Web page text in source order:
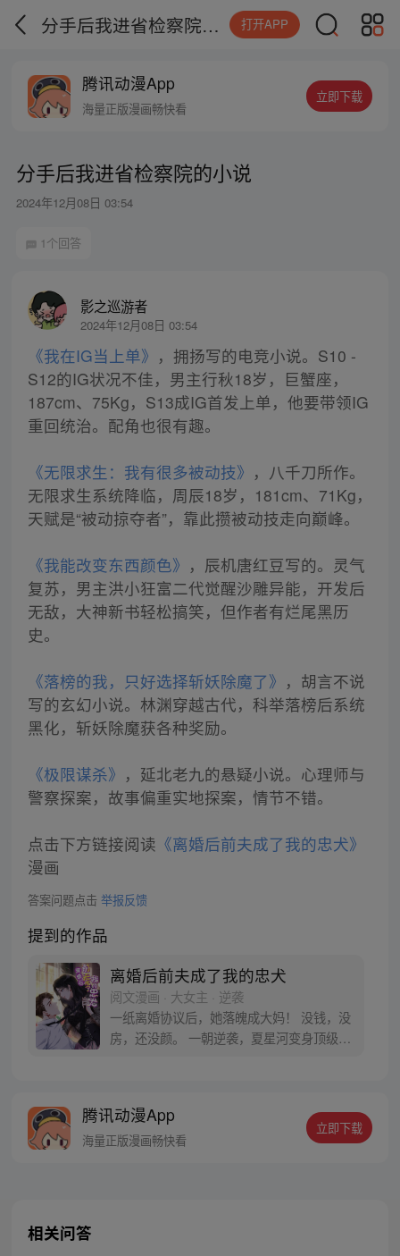
分手后我进省检察院的小说 打开APP
腾讯动漫App
海量正版漫画畅快看
立即下载
分手后我进省检察院的小说
2024年12月08日 03:54
1个回答
影之巡游者
2024年12月08日 03:54
《我在IG当上单》 ，拥扬写的电竞小说。S10 -
S12的IG状况不佳，男主行秋18岁，巨蟹座，
187cm、75Kg，S13成IG首发上单，他要带领IG
重回统治。配角也很有趣。
《无限求生：我有很多被动技》 ，八千刀所作。
无限求生系统降临，周辰18岁，181cm、71Kg，
天赋是“被动掠夺者”，靠此攒被动技走向巅峰。
《我能改变东西颜色》 ，辰机唐红豆写的。灵气
复苏，男主洪小狂富二代觉醒沙雕异能，开发后
无敌，大神新书轻松搞笑，但作者有烂尾黑历
史。
《落榜的我，只好选择斩妖除魔了》 ，胡言不说
写的玄幻小说。林渊穿越古代，科举落榜后系统
黑化，斩妖除魔获各种奖励。
《极限谋杀》 ，延北老九的悬疑小说。心理师与
警察探案，故事偏重实地探案，情节不错。
点击下方链接阅读 《离婚后前夫成了我的忠犬》
漫画
答案问题点击 举报反馈
提到的作品
离婚后前夫成了我的忠犬
阅文漫画 · 大女主 · 逆袭
一纸离婚协议后，她落魄成大妈！ 没钱，没
房，还没颜。 一朝逆袭，夏星河变身顶级黑
腾讯动漫App
海量正版漫画畅快看
立即下载
相关问答